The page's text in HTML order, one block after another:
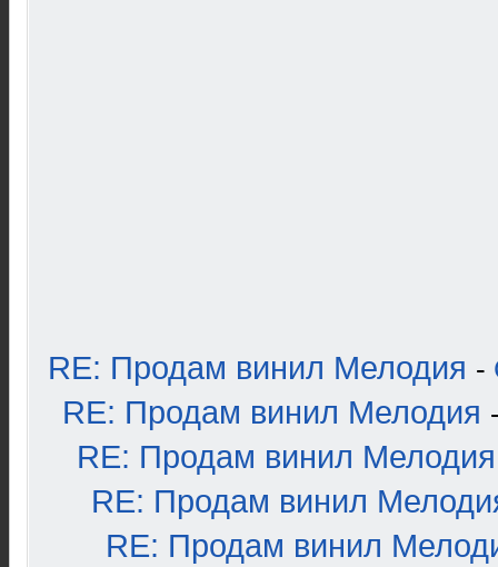
RE: Продам винил Мелодия -
RE: Продам винил Мелодия
RE: Продам винил Мелодия
RE: Продам винил
RE: Продам винил